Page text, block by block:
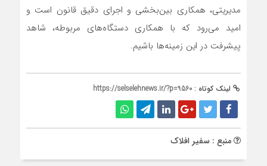
مدیریتی، همکاری بین‌بخشی و اجرای دقیق قانون است و
امید می‌رود که با همکاری دستگاه‌های مربوطه، شاهد
پیشرفت در این زمینه‌ها باشیم.
لینک کوتاه : https://selselehnews.ir/?p=9560
منبع : سفیر افلاک